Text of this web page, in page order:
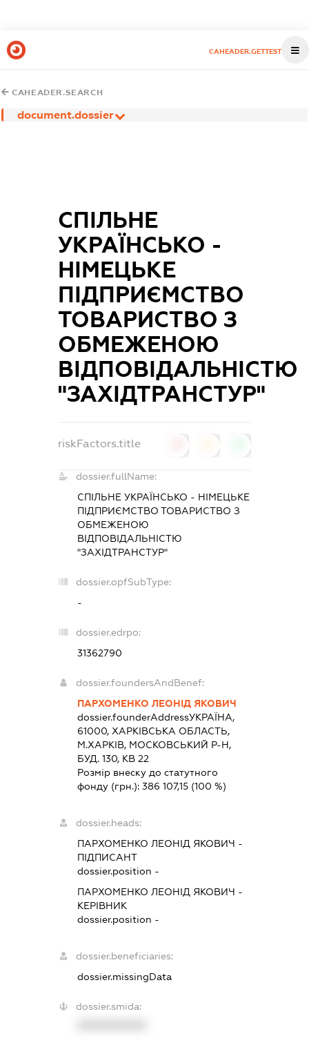
CAHEADER.GETTEST
CAHEADER.SEARCH
document.dossier
СПІЛЬНЕ
УКРАЇНСЬКО -
НІМЕЦЬКЕ
ПІДПРИЄМСТВО
ТОВАРИСТВО З
ОБМЕЖЕНОЮ
ВІДПОВІДАЛЬНІСТЮ
"ЗАХІДТРАНСТУР"
riskFactors.title
dossier.fullName:
СПІЛЬНЕ УКРАЇНСЬКО - НІМЕЦЬКЕ
ПІДПРИЄМСТВО ТОВАРИСТВО З
ОБМЕЖЕНОЮ
ВІДПОВІДАЛЬНІСТЮ
"ЗАХІДТРАНСТУР"
dossier.opfSubType:
-
dossier.edrpo:
31362790
dossier.foundersAndBenef:
ПАРХОМЕНКО ЛЕОНІД ЯКОВИЧ
dossier.founderAddressУКРАЇНА,
61000, ХАРКIВСЬКА ОБЛАСТЬ,
М.ХАРКІВ, МОСКОВСЬКИЙ Р-Н,
БУД. 130, КВ 22
Розмір внеску до статутного
фонду (грн.): 386 107,15 (100 %)
dossier.heads:
ПАРХОМЕНКО ЛЕОНІД ЯКОВИЧ -
ПІДПИСАНТ
dossier.position -
ПАРХОМЕНКО ЛЕОНІД ЯКОВИЧ -
КЕРІВНИК
dossier.position -
dossier.beneficiaries:
dossier.missingData
dossier.smida: